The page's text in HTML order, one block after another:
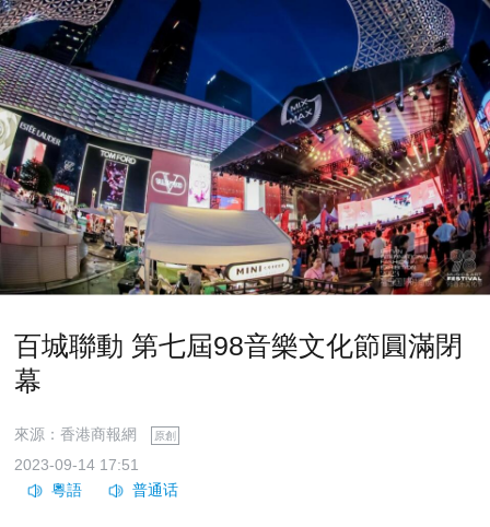
百城聯動 第七屆98音樂文化節圓滿閉
幕
來源：香港商報網 原創
2023-09-14 17:51